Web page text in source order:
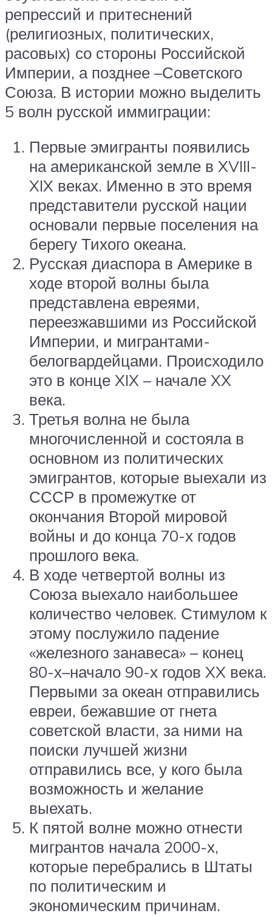
репрессий и притеснений
(религиозных, политических,
расовых) со стороны Российской
Империи, а позднее –Советского
Союза. В истории можно выделить
5 волн русской иммиграции:
Первые эмигранты появились
на американской земле в XVIII-
XIX веках. Именно в это время
представители русской нации
основали первые поселения на
берегу Тихого океана.
Русская диаспора в Америке в
ходе второй волны была
представлена евреями,
переезжавшими из Российской
Империи, и мигрантами-
белогвардейцами. Происходило
это в конце XIX – начале XX
века.
Третья волна не была
многочисленной и состояла в
основном из политических
эмигрантов, которые выехали из
СССР в промежутке от
окончания Второй мировой
войны и до конца 70-х годов
прошлого века.
В ходе четвертой волны из
Союза выехало наибольшее
количество человек. Стимулом к
этому послужило падение
«железного занавеса» – конец
80-х–начало 90-х годов XX века.
Первыми за океан отправились
евреи, бежавшие от гнета
советской власти, за ними на
поиски лучшей жизни
отправились все, у кого была
возможность и желание
выехать.
К пятой волне можно отнести
мигрантов начала 2000-х,
которые перебрались в Штаты
по политическим и
экономическим причинам.